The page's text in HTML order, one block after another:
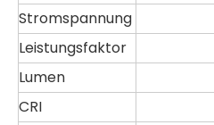
Stromspannung
Leistungsfaktor
Lumen
CRI